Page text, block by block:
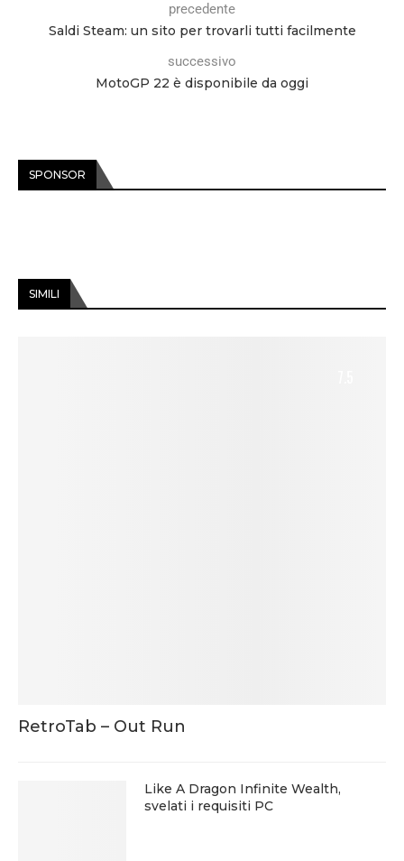
precedente
Saldi Steam: un sito per trovarli tutti facilmente
successivo
MotoGP 22 è disponibile da oggi
SPONSOR
SIMILI
RetroTab – Out Run
Like A Dragon Infinite Wealth,
svelati i requisiti PC